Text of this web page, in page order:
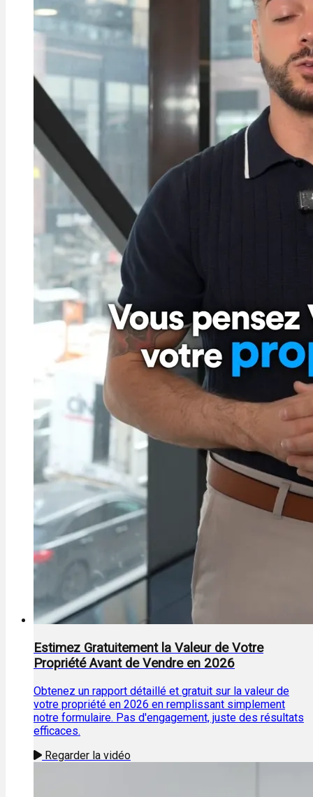
Estimez Gratuitement la Valeur de Votre
Propriété Avant de Vendre en 2026
Obtenez un rapport détaillé et gratuit sur la valeur de
votre propriété en 2026 en remplissant simplement
notre formulaire. Pas d'engagement, juste des résultats
efficaces.
Regarder la vidéo